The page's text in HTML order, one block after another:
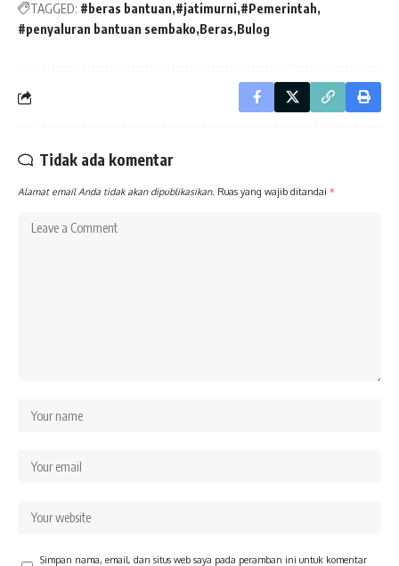
TAGGED: #beras bantuan #jatimurni #Pemerintah
#penyaluran bantuan sembako Beras Bulog
Tidak ada komentar
Alamat email Anda tidak akan dipublikasikan. Ruas yang wajib ditandai *
Simpan nama, email, dan situs web saya pada peramban ini untuk komentar